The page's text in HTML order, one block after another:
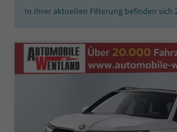
In Ihrer aktuellen Filterung befinden sich